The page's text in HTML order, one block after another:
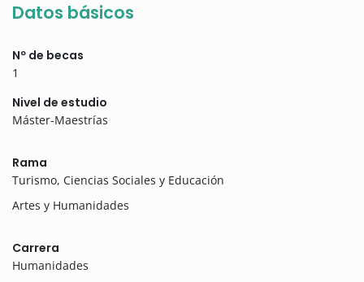
Datos básicos
Nº de becas
1
Nivel de estudio
Máster-Maestrías
Rama
Turismo, Ciencias Sociales y Educación
Artes y Humanidades
Carrera
Humanidades